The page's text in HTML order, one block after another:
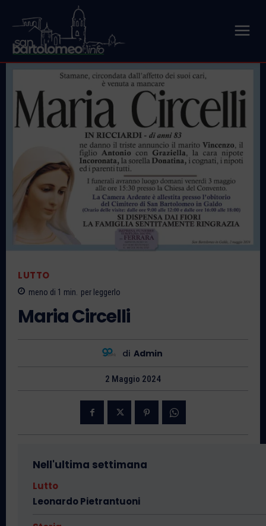
LUTTO
meno di 1 min. per leggerlo
Maria Circelli
di Admin
2 Maggio 2024
Nell'ultima settimana
Lutto
Leonardo Pietrantuoni